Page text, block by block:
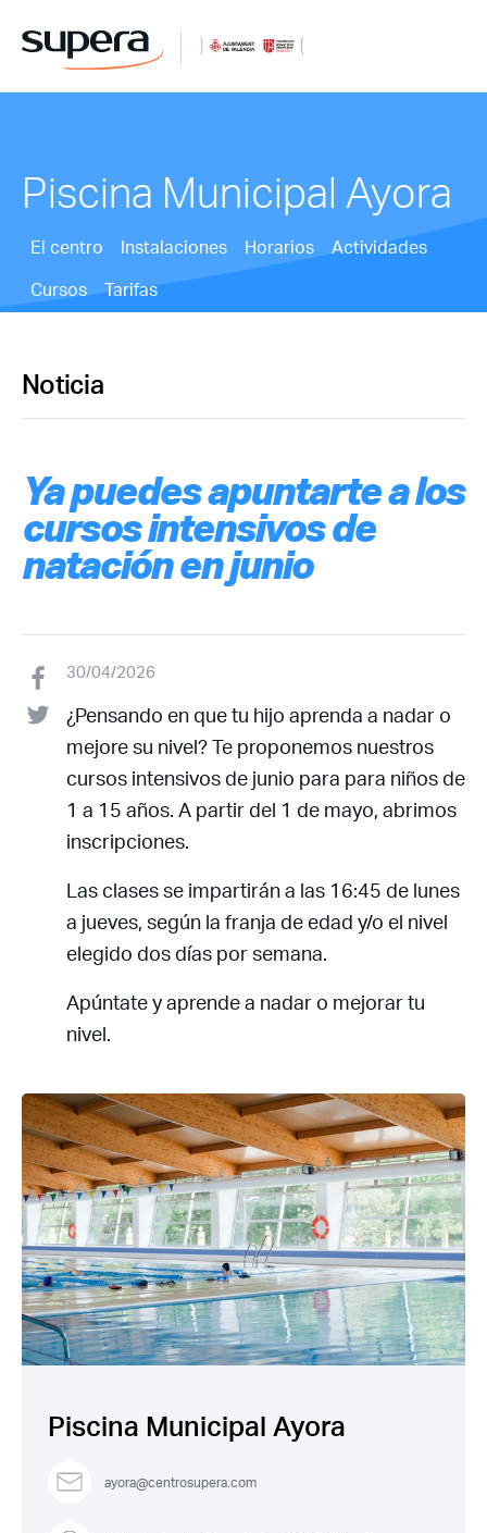
Piscina Municipal Ayora
El centro Instalaciones Horarios
Actividades
Cursos
Tarifas
Noticia
Ya puedes apuntarte a los
cursos intensivos de
natación en junio
30/04/2026
¿Pensando en que tu hijo aprenda a nadar o
mejore su nivel? Te proponemos nuestros
cursos intensivos de junio para para niños de
1 a 15 años. A partir del 1 de mayo, abrimos
inscripciones.
Las clases se impartirán a las 16:45 de lunes
a jueves, según la franja de edad y/o el nivel
elegido dos días por semana.
Apúntate y aprende a nadar o mejorar tu
nivel.
Piscina Municipal Ayora
ayora@centrosupera.com